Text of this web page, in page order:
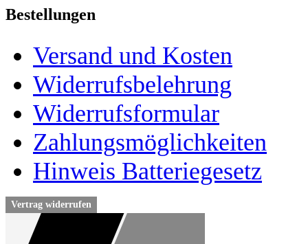
Bestellungen
Versand und Kosten
Widerrufsbelehrung
Widerrufsformular
Zahlungsmöglichkeiten
Hinweis Batteriegesetz
Vertrag widerrufen